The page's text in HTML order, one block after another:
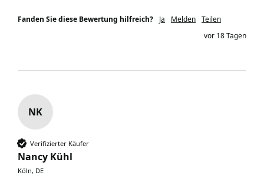
Fanden Sie diese Bewertung hilfreich? Ja Melden Teilen
vor 18 Tagen
NK
Verifizierter Käufer
Nancy Kühl
Köln, DE